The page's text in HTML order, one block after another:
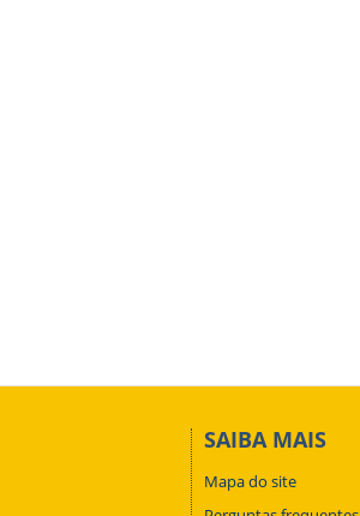
SAIBA MAIS
Mapa do site